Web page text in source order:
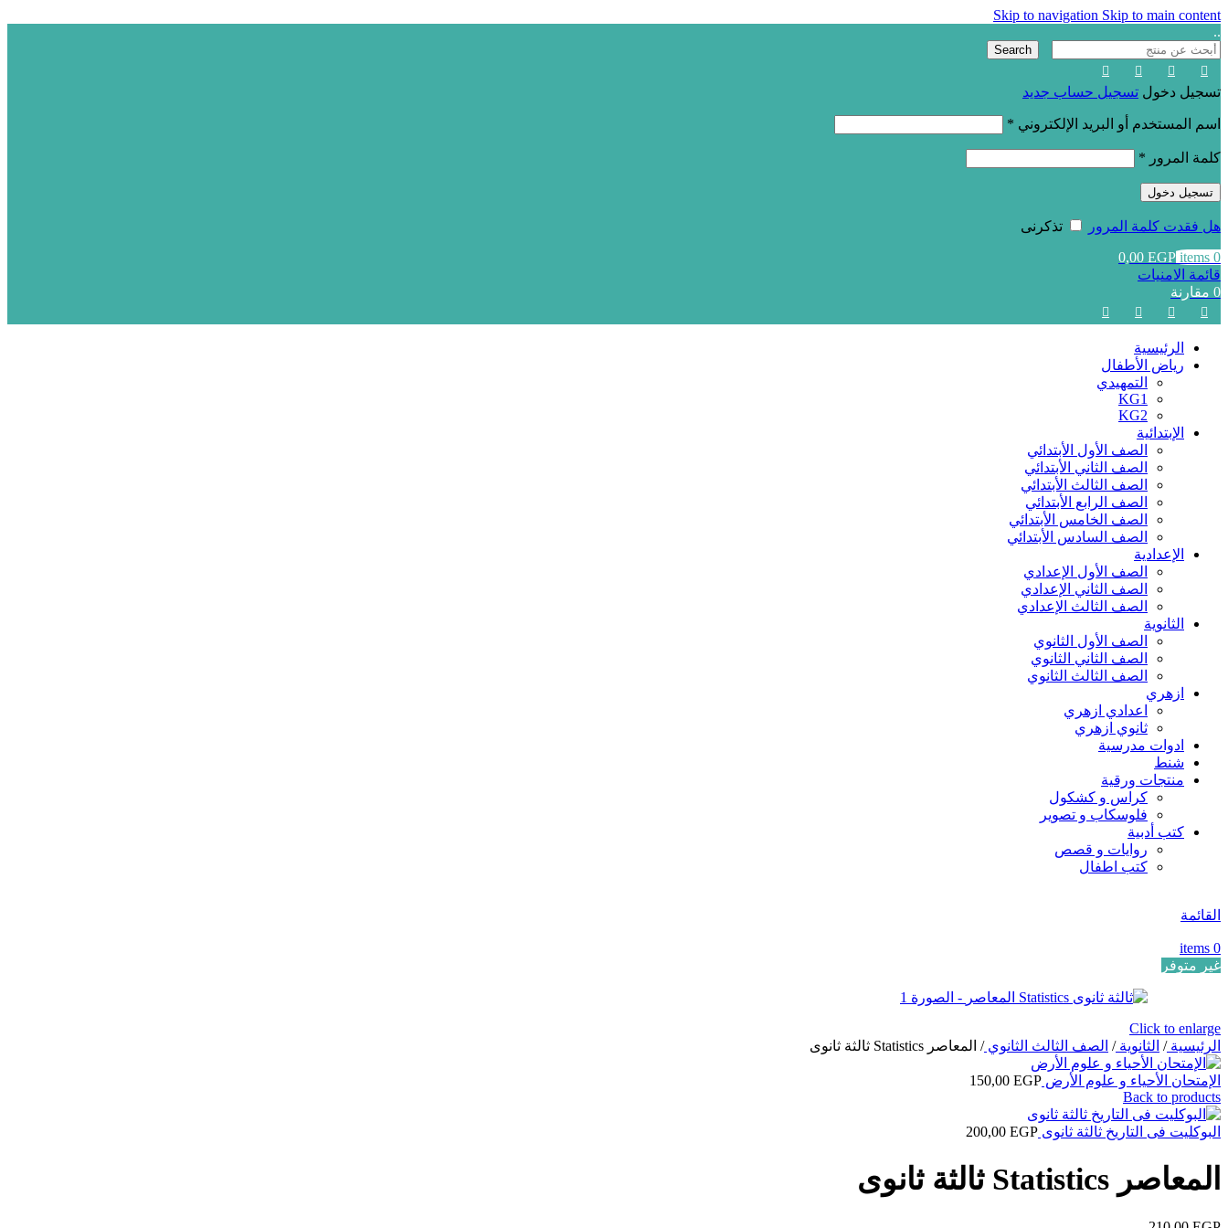
Skip to navigation Skip to main content
..
Search
تسجيل دخول تسجيل حساب جديد
اسم المستخدم أو البريد الإلكتروني *
كلمة المرور *
تسجيل دخول
هل فقدت كلمة المرور
تذكرنى
0
items
0,00 EGP
قائمة الامنيات
0 مقارنة
الرئيسية
رياض الأطفال
التمهيدي
KG1
KG2
الإبتدائية
الصف الأول الأبتدائي
الصف الثاني الأبتدائي
الصف الثالث الأبتدائي
الصف الرابع الأبتدائي
الصف الخامس الأبتدائي
الصف السادس الأبتدائي
الإعدادية
الصف الأول الإعدادي
الصف الثاني الإعدادي
الصف الثالث الإعدادي
الثانوية
الصف الأول الثانوي
الصف الثاني الثانوي
الصف الثالث الثانوي
ازهري
اعدادي ازهري
ثانوي ازهري
ادوات مدرسية
شنط
منتجات ورقية
كراس و كشكول
فلوسكاب و تصوير
كتب أدبية
روايات و قصص
كتب اطفال
القائمة
0
items
غير متوفر
Click to enlarge
الرئيسية/ الثانوية/ الصف الثالث الثانوي/ المعاصر Statistics ثالثة ثانوى
الإمتحان الأحياء و علوم الأرض 150,00 EGP
Back to products
البوكليت فى التاريخ ثالثة ثانوى 200,00 EGP
المعاصر Statistics ثالثة ثانوى